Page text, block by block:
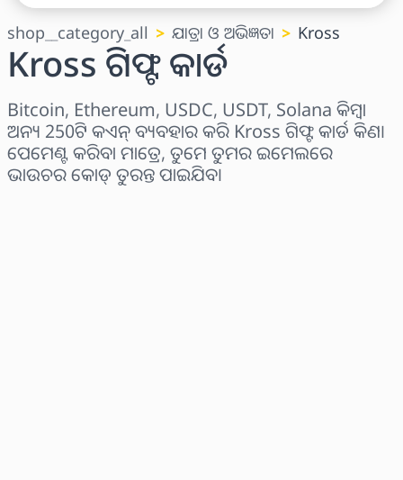
shop__category_all ଯାତ୍ରା ଓ ଅଭିଜ୍ଞତା Kross
Kross ଗିଫ୍ଟ କାର୍ଡ
Bitcoin, Ethereum, USDC, USDT, Solana କିମ୍ବା
ଅନ୍ୟ 250ଟି କଏନ୍ ବ୍ୟବହାର କରି Kross ଗିଫ୍ଟ କାର୍ଡ କିଣ।
ପେମେଣ୍ଟ କରିବା ମାତ୍ରେ, ତୁମେ ତୁମର ଇମେଲରେ
ଭାଉଚର କୋଡ୍ ତୁରନ୍ତ ପାଇଯିବ।